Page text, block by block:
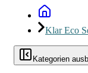
Klar Eco
Kategorien